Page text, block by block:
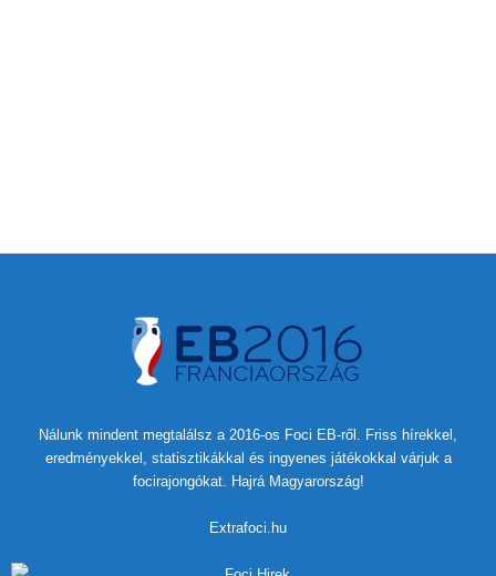
Nálunk mindent megtalálsz a 2016-os Foci EB-ről. Friss hírekkel,
eredményekkel, statisztikákkal és ingyenes játékokkal várjuk a
focirajongókat. Hajrá Magyarország!
Extrafoci.hu